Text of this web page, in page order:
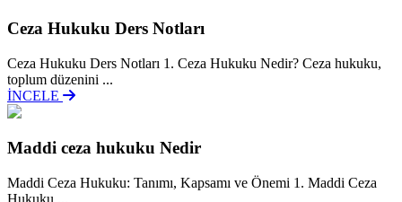
Ceza Hukuku Ders Notları
Ceza Hukuku Ders Notları 1. Ceza Hukuku Nedir? Ceza hukuku,
toplum düzenini ...
İNCELE
Maddi ceza hukuku Nedir
Maddi Ceza Hukuku: Tanımı, Kapsamı ve Önemi 1. Maddi Ceza
Hukuku ...